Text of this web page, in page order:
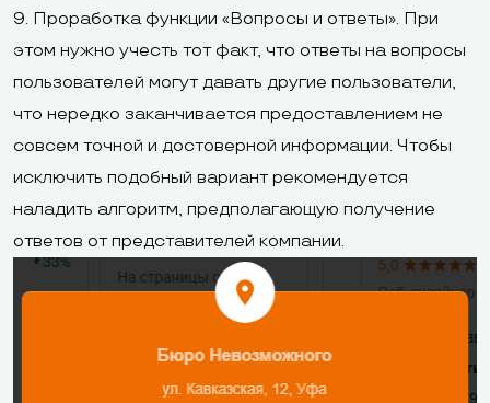
9. Проработка функции «Вопросы и ответы». При
этом нужно учесть тот факт, что ответы на вопросы
пользователей могут давать другие пользователи,
что нередко заканчивается предоставлением не
совсем точной и достоверной информации. Чтобы
исключить подобный вариант рекомендуется
наладить алгоритм, предполагающую получение
ответов от представителей компании.